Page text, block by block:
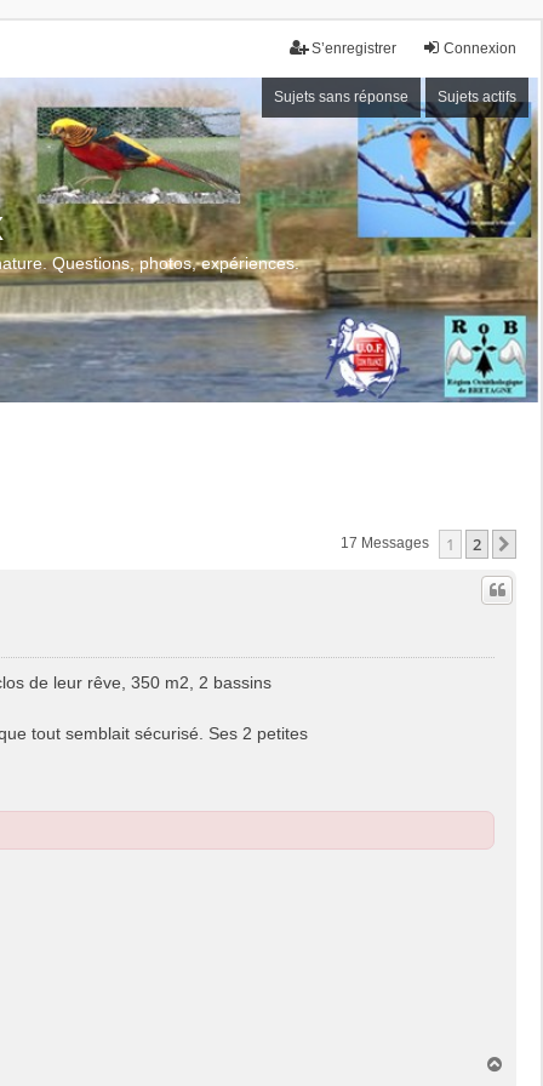
Connexion
S’enregistrer
Sujets sans réponse Sujets actifs
Questions, photos, expériences.
17 Messages 1 2
de leur rêve, 350 m2, 2 bassins
tout semblait sécurisé. Ses 2 petites